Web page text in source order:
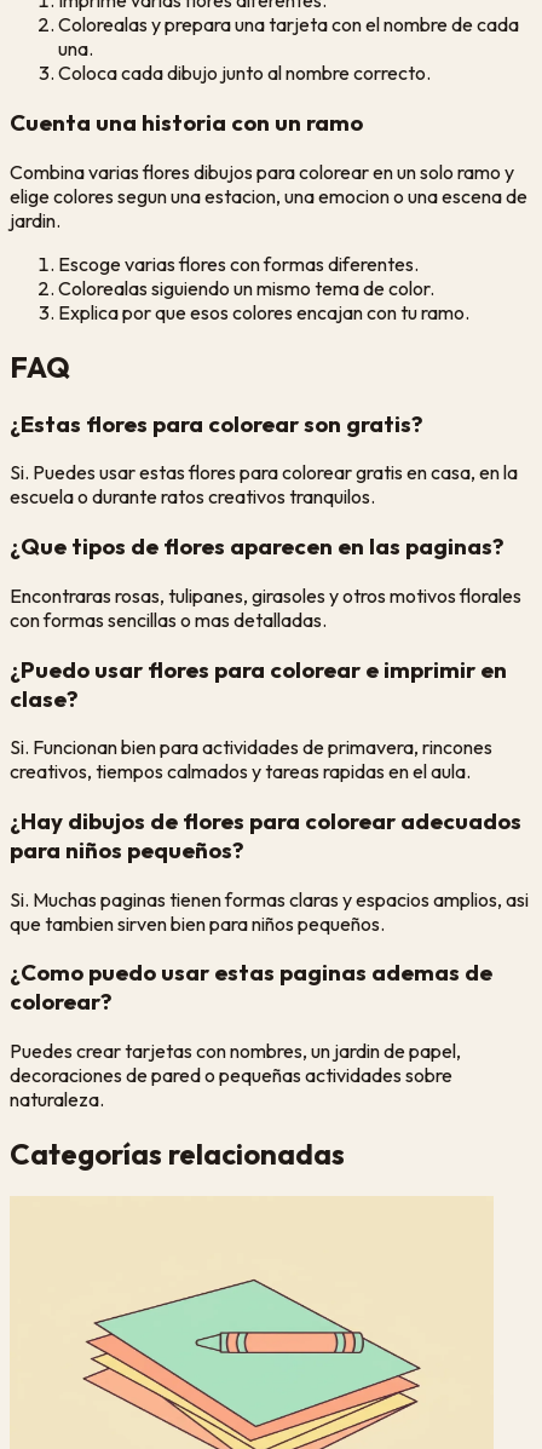
Colorealas y prepara una tarjeta con el nombre de cada
una.
Coloca cada dibujo junto al nombre correcto.
Cuenta una historia con un ramo
Combina varias flores dibujos para colorear en un solo ramo y
elige colores segun una estacion, una emocion o una escena de
jardin.
Escoge varias flores con formas diferentes.
Colorealas siguiendo un mismo tema de color.
Explica por que esos colores encajan con tu ramo.
FAQ
¿Estas flores para colorear son gratis?
Si. Puedes usar estas flores para colorear gratis en casa, en la
escuela o durante ratos creativos tranquilos.
¿Que tipos de flores aparecen en las paginas?
Encontraras rosas, tulipanes, girasoles y otros motivos florales
con formas sencillas o mas detalladas.
¿Puedo usar flores para colorear e imprimir en
clase?
Si. Funcionan bien para actividades de primavera, rincones
creativos, tiempos calmados y tareas rapidas en el aula.
¿Hay dibujos de flores para colorear adecuados
para niños pequeños?
Si. Muchas paginas tienen formas claras y espacios amplios, asi
que tambien sirven bien para niños pequeños.
¿Como puedo usar estas paginas ademas de
colorear?
Puedes crear tarjetas con nombres, un jardin de papel,
decoraciones de pared o pequeñas actividades sobre
naturaleza.
Categorías relacionadas